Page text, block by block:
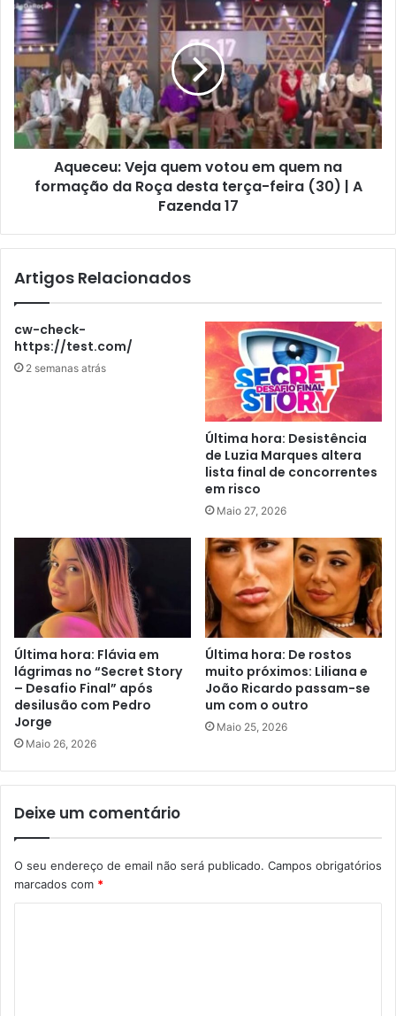
Aqueceu: Veja quem votou em quem na
formação da Roça desta terça-feira (30) | A
Fazenda 17
Artigos Relacionados
cw-check-
https://test.com/
2 semanas atrás
Última hora: Desistência
de Luzia Marques altera
lista final de concorrentes
em risco
Maio 27, 2026
Última hora: Flávia em
lágrimas no “Secret Story
– Desafio Final” após
desilusão com Pedro
Jorge
Maio 26, 2026
Última hora: De rostos
muito próximos: Liliana e
João Ricardo passam-se
um com o outro
Maio 25, 2026
Deixe um comentário
O seu endereço de email não será publicado. Campos obrigatórios
marcados com *